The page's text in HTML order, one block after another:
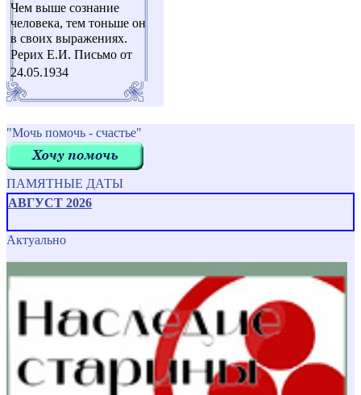
Чем выше сознание
человека, тем тоньше он
в своих выражениях.
Рерих Е.И. Письмо от
24.05.1934
"Мочь помочь - счастье"
ПАМЯТНЫЕ ДАТЫ
АВГУСТ 2026
Актуально